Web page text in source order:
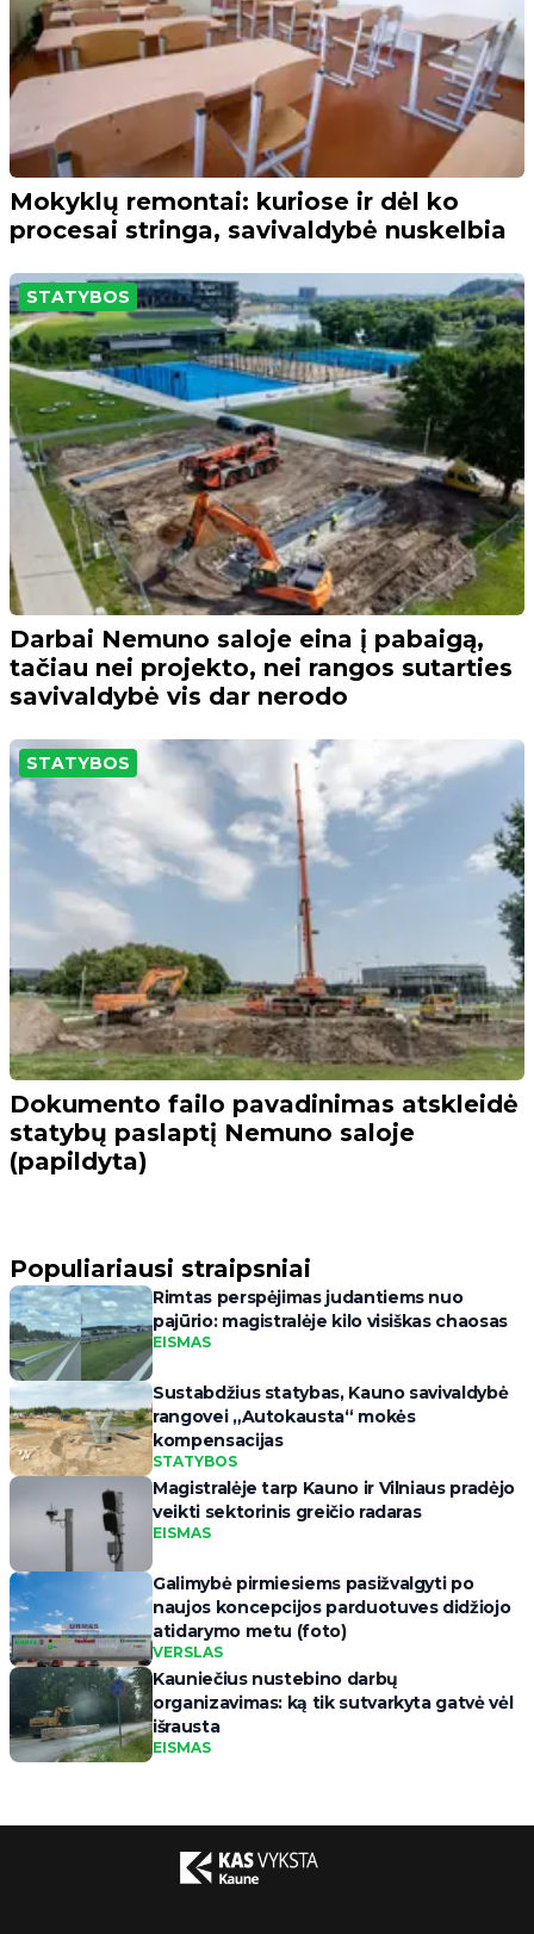
Mokyklų remontai: kuriose ir dėl ko
procesai stringa, savivaldybė nuskelbia
STATYBOS
Darbai Nemuno saloje eina į pabaigą,
tačiau nei projekto, nei rangos sutarties
savivaldybė vis dar nerodo
STATYBOS
Dokumento failo pavadinimas atskleidė
statybų paslaptį Nemuno saloje
(papildyta)
Populiariausi straipsniai
Rimtas perspėjimas judantiems nuo
pajūrio: magistralėje kilo visiškas chaosas
EISMAS
Sustabdžius statybas, Kauno savivaldybė
rangovei „Autokausta“ mokės
kompensacijas
STATYBOS
Magistralėje tarp Kauno ir Vilniaus pradėjo
veikti sektorinis greičio radaras
EISMAS
Galimybė pirmiesiems pasižvalgyti po
naujos koncepcijos parduotuves didžiojo
atidarymo metu (foto)
VERSLAS
Kauniečius nustebino darbų
organizavimas: ką tik sutvarkyta gatvė vėl
išrausta
EISMAS